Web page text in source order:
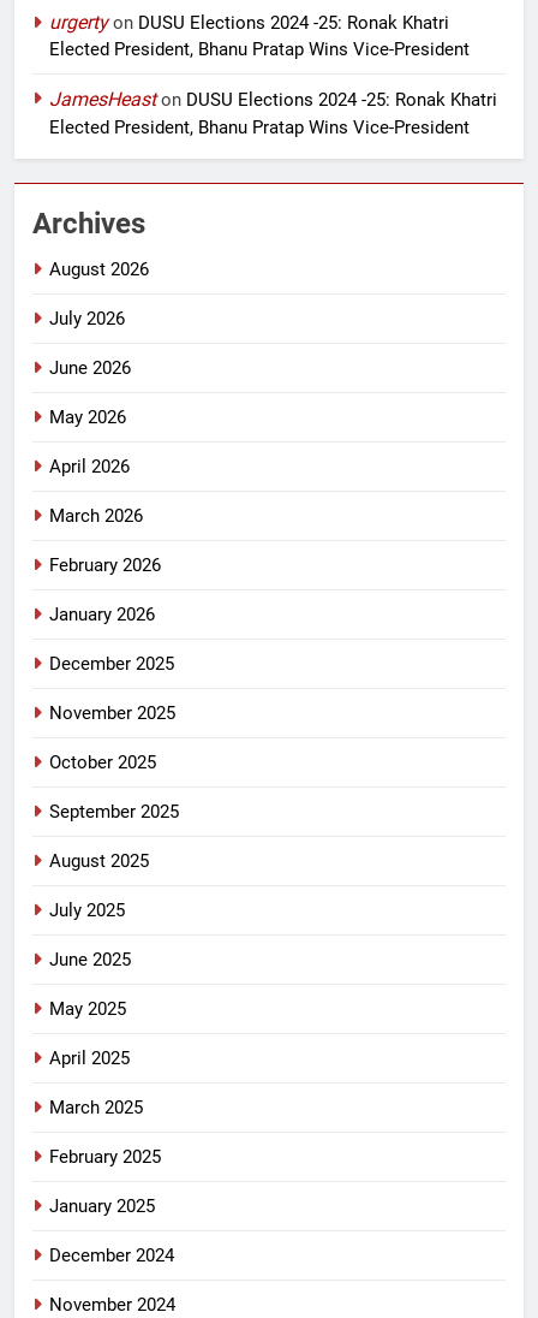
urgertyon DUSU Elections 2024 -25: Ronak Khatri
Elected President, Bhanu Pratap Wins Vice-President
JamesHeaston DUSU Elections 2024 -25: Ronak Khatri
Elected President, Bhanu Pratap Wins Vice-President
Archives
August 2026
July 2026
June 2026
May 2026
April 2026
March 2026
February 2026
January 2026
December 2025
November 2025
October 2025
September 2025
August 2025
July 2025
June 2025
May 2025
April 2025
March 2025
February 2025
January 2025
December 2024
November 2024